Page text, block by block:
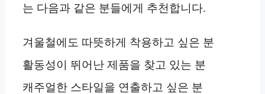
는 다음과 같은 분들에게 추천합니다.
겨울철에도 따뜻하게 착용하고 싶은 분
활동성이 뛰어난 제품을 찾고 있는 분
캐주얼한 스타일을 연출하고 싶은 분